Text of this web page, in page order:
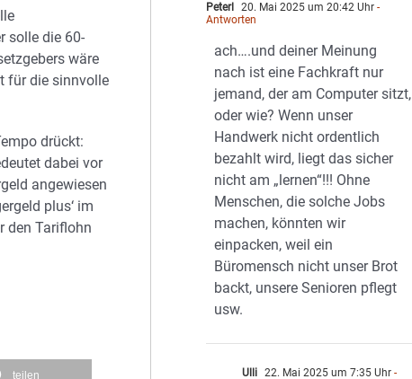
solle die 60-
wäre
für die sinnvolle
drückt:
dabei vor
angewiesen
plus‘ im
den Tariflohn
teilen
Peterl 20. Mai 2025 um 20:42 Uhr -
Antworten
ach….und deiner Meinung
nach ist eine Fachkraft nur
jemand, der am Computer sitzt,
oder wie? Wenn unser
Handwerk nicht ordentlich
bezahlt wird, liegt das sicher
nicht am „lernen“!!! Ohne
Menschen, die solche Jobs
machen, könnten wir
einpacken, weil ein
Büromensch nicht unser Brot
backt, unsere Senioren pflegt
usw.
Ulli 22. Mai 2025 um 7:35 Uhr -